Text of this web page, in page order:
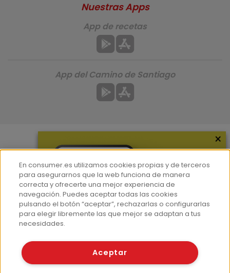
Más información
¿Quiénes somos?
Hemeroteca
Contacto
Prensa
Nuestras Apps
App de recetas
App del Camino de Santiago
© Fundación EROSKI
×
En consumer.es utilizamos cookies propias y de terceros
para asegurarnos que la web funciona de manera
correcta y ofrecerte una mejor experiencia de
navegación. Puedes aceptar todas las cookies
pulsando el botón “aceptar”, rechazarlas o configurarlas
para elegir libremente las que mejor se adaptan a tus
necesidades.
Aceptar